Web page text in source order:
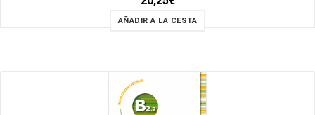
AÑADIR A LA CESTA